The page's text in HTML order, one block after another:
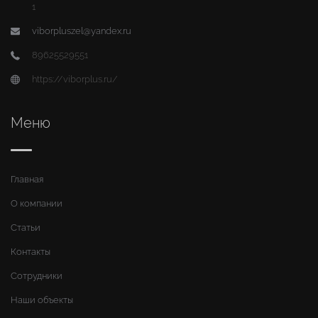
1
viborpluszel@yandex.ru
89625529551
https://viborplus.ru/
Меню
Главная
О компании
Статьи
Контакты
Сотрудники
Наши объекты